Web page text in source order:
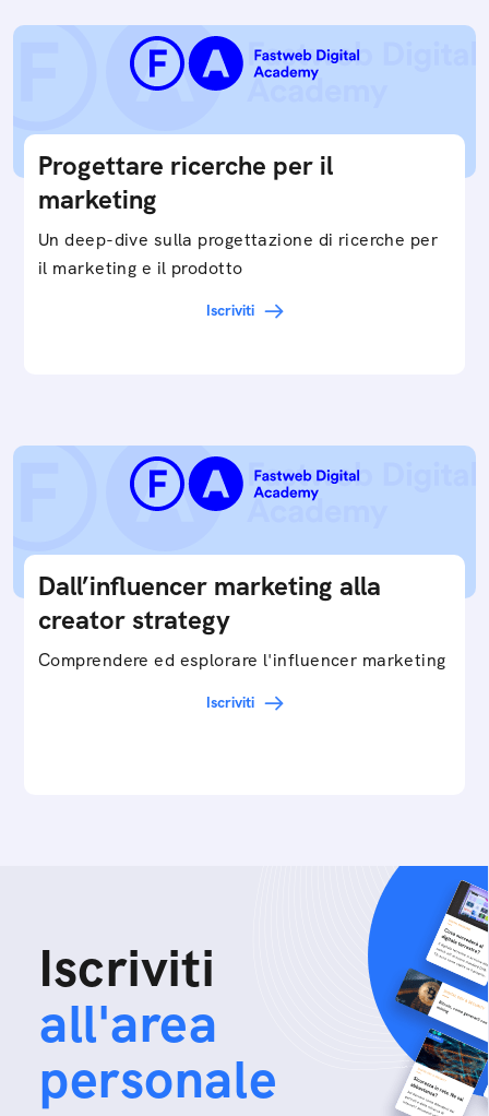
Progettare ricerche per il
marketing
Un deep-dive sulla progettazione di ricerche per
il marketing e il prodotto
Iscriviti
Dall’influencer marketing alla
creator strategy
Comprendere ed esplorare l'influencer marketing
Iscriviti
Iscriviti
all'area
personale